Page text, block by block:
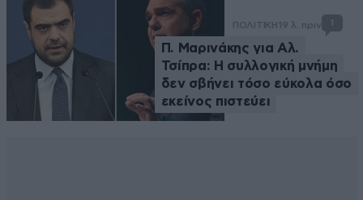
ΠΟΛΙΤΙΚΗ 19 λ. πριν
Π. Μαρινάκης για Αλ.
Τσίπρα: Η συλλογική μνήμη
δεν σβήνει τόσο εύκολα όσο
εκείνος πιστεύει